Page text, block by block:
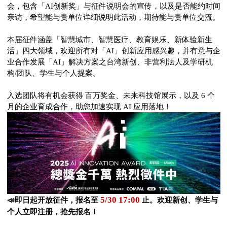
会，包含「AI创新奖」与征件说明会的宣传，以及是否能约时间
亲访，希望能与贵单位详细说明此活动，期待能与贵单位交流。
本届征件涵盖「智慧城市、智慧医疗、教育娱乐、新体验新生
活」四大领域，欢迎所有对「AI」创新应用感兴趣，并有意与企
业合作发展「AI」解决方案之台湾新创、非营利法人及学研机
构/团队、学生与个人提案。
入选团队将有机会获得 百万奖金、未来科技馆展示，以及 6 个
月的企业育成合作，助您加速实现 AI 应用落地！
📣即日起开放征件，报名至5/30 17:00 止。欢迎新创、学生与
个人立即注册，抢先报名！